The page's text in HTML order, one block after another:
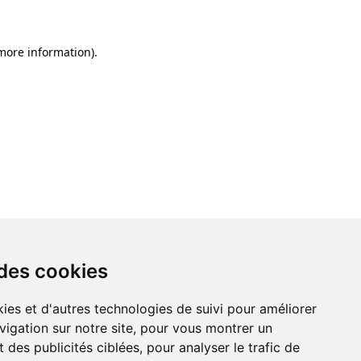
cookies
et d'autres technologies de suivi pour améliorer
sur notre site, pour vous montrer un
des publicités ciblées, pour analyser le trafic de
information).